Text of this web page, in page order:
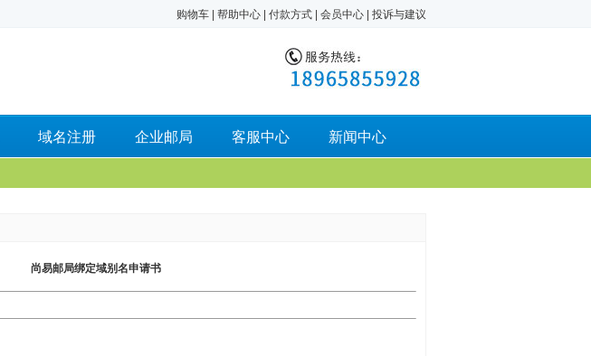
购物车 帮助中心 付款方式 会员中心 投诉与建议
域名注册 企业邮局 客服中心 新闻中心
尚易邮局绑定域别名申请书